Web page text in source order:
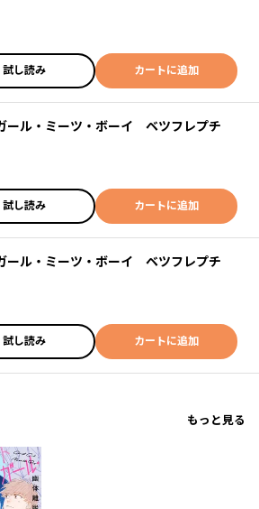
試し読み カートに追加
ール・ミーツ・ボーイ ベツフレプチ
試し読み カートに追加
ール・ミーツ・ボーイ ベツフレプチ
試し読み カートに追加
もっと見る